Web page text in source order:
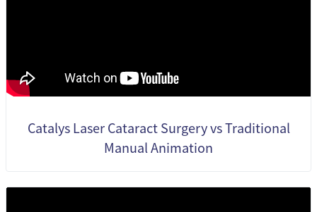
Catalys Laser Cataract Surgery vs Traditional
Manual Animation